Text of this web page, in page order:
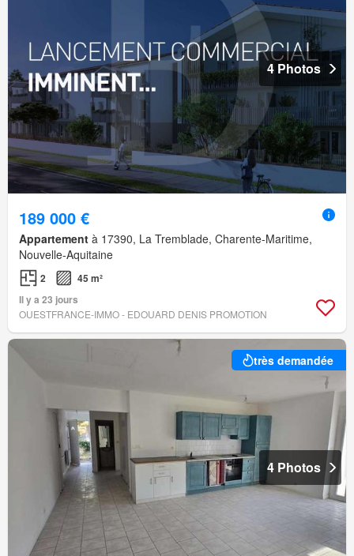
4 Photos
189 000 €
Appartement à 17390, La Tremblade, Charente-Maritime,
Nouvelle-Aquitaine
2
45 m²
Il y a 23 jours
OUESTFRANCE-IMMO - EDOUARD DENIS PROMOTION
très demandée
4 Photos